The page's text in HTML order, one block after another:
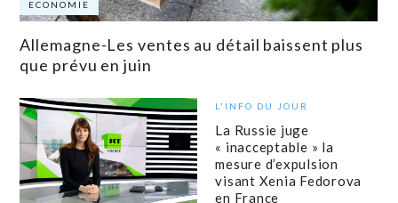
ECONOMIE
Allemagne-Les ventes au détail baissent plus
que prévu en juin
L'INFO DU JOUR
La Russie juge
« inacceptable » la
mesure d’expulsion
visant Xenia Fedorova
en France